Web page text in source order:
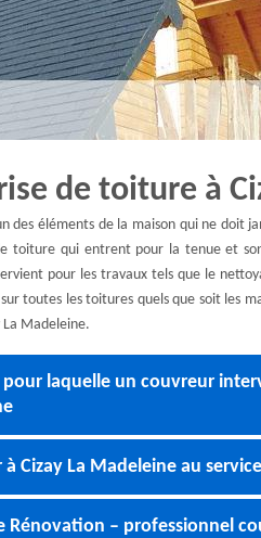
de toiture à
des éléments de la maison qui ne doit
toiture qui entrent pour la tenue et
pour les travaux tels que le
toutes les toitures quels que soit les
La Madeleine.
pour laquelle un couvreur
à Cizay La Madeleine au
Rénovation – professionnel